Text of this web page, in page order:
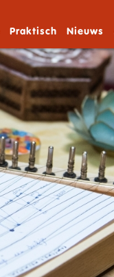
Praktisch Nieuws